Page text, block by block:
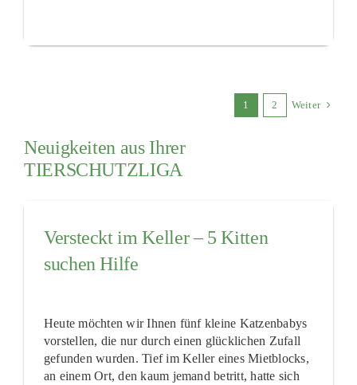
1 2 Weiter
Neuigkeiten aus Ihrer
TIERSCHUTZLIGA
Versteckt im Keller – 5 Kitten
suchen Hilfe
Heute möchten wir Ihnen fünf kleine Katzenbabys
vorstellen, die nur durch einen glücklichen Zufall
gefunden wurden. Tief im Keller eines Mietblocks,
an einem Ort, den kaum jemand betritt, hatte sich